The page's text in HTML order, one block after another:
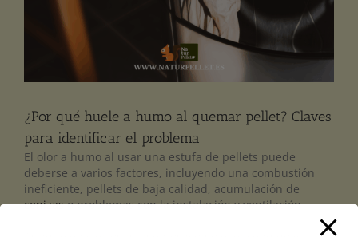
¿Por qué huele a humo al quemar pellet? Claves
para identificar el problema
El olor a humo al usar una estufa de pellets puede
deberse a varios factores, incluyendo una combustión
ineficiente, pellets de baja calidad, acumulación de
cenizaso problemas con la instalación y ventilación.